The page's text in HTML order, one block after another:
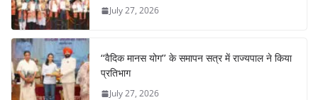
July 27, 2026
‘‘वैदिक मानस योग’’ के समापन सत्र में राज्यपाल ने किया
प्रतिभाग
July 27, 2026